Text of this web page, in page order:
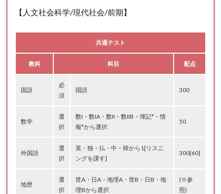
【人文社会科学/現代社会/前期】
共通テスト
教科 科目 配点
国語
必
須
国語 300
数学
選
択
数I・数IA・数II・数IIB・簿記*・情
報*から選択
50
外国語
選
択
英・独・仏・中・韓から1[リスニ
ングを課す]
300[60]
地歴
選
択
世A・日A・地理A・世B・日B・地
理Bから選択
(※参
照)